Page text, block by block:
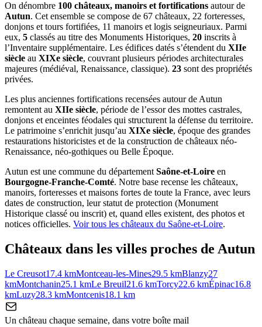
On dénombre 100 châteaux, manoirs et fortifications autour de
Autun. Cet ensemble se compose de 67 châteaux, 22 forteresses,
donjons et tours fortifiées, 11 manoirs et logis seigneuriaux. Parmi
eux, 5 classés au titre des Monuments Historiques, 20 inscrits à
l’Inventaire supplémentaire. Les édifices datés s’étendent du XIIe
siècle au XIXe siècle, couvrant plusieurs périodes architecturales
majeures (médiéval, Renaissance, classique). 23 sont des propriétés
privées.
Les plus anciennes fortifications recensées autour de Autun
remontent au XIIe siècle, période de l’essor des mottes castrales,
donjons et enceintes féodales qui structurent la défense du territoire.
Le patrimoine s’enrichit jusqu’au XIXe siècle, époque des grandes
restaurations historicistes et de la construction de châteaux néo-
Renaissance, néo-gothiques ou Belle Époque.
Autun est une commune du départementSaône-et-Loire en
Bourgogne-Franche-Comté. Notre base recense les châteaux,
manoirs, forteresses et maisons fortes de toute la France, avec leurs
dates de construction, leur statut de protection (Monument
Historique classé ou inscrit) et, quand elles existent, des photos et
notices officielles. Voir tous les châteaux du Saône-et-Loire.
Châteaux dans les villes proches de Autun
Le Creusot17.4 kmMontceau-les-Mines29.5 kmBlanzy27
kmMontchanin25.1 kmLe Breuil21.6 kmTorcy22.6 kmÉpinac16.8
kmLuzy28.3 kmMontcenis18.1 km
Un château chaque semaine, dans votre boîte mail